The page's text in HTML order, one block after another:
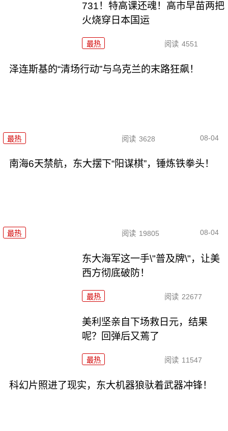
731！特高课还魂！高市早苗两把
火烧穿日本国运
最热 阅读 4551
泽连斯基的“清场行动”与乌克兰的末路狂飙！
最热 阅读 3628 08-04
南海6天禁航，东大摆下“阳谋棋”，锤炼铁拳头！
最热 阅读 19805 08-04
东大海军这一手\"普及牌\"，让美
西方彻底破防！
最热 阅读 22677
美利坚亲自下场救日元，结果
呢？回弹后又蔫了
最热 阅读 11547
科幻片照进了现实，东大机器狼驮着武器冲锋！